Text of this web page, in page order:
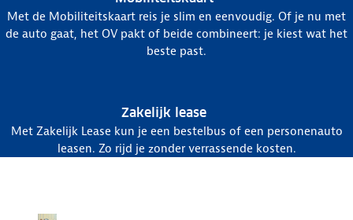
Met de Mobiliteitskaart reis je slim en eenvoudig. Of je nu met
de auto gaat, het OV pakt of beide combineert: je kiest wat het
beste past.
Zakelijk lease
Met Zakelijk Lease kun je een bestelbus of een personenauto
leasen. Zo rijd je zonder verrassende kosten.